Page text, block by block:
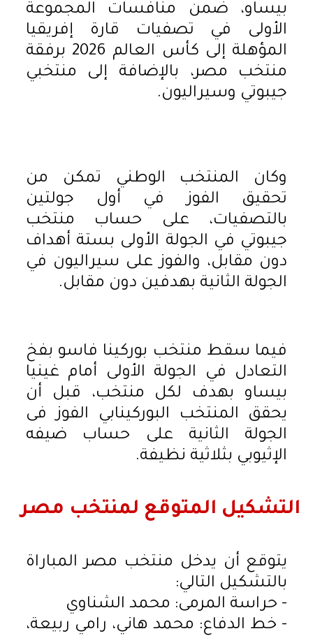
بيساو، ضمن منافسات المجموعة
الأولى في تصفيات قارة إفريقيا
المؤهلة إلى كأس العالم 2026 برفقة
منتخب مصر، بالإضافة إلى منتخبي
جيبوتي وسيراليون.
وكان المنتخب الوطني تمكن من
تحقيق الفوز في أول جولتين
بالتصفيات، على حساب منتخب
جيبوتي في الجولة الأولى بستة أهداف
دون مقابل، والفوز على سيراليون في
الجولة الثانية بهدفين دون مقابل.
فيما سقط منتخب بوركينا فاسو بفخ
التعادل في الجولة الأولى أمام غينيا
بيساو بهدف لكل منتخب، قبل أن
يحقق المنتخب البوركينابي الفوز فى
الجولة الثانية على حساب ضيفه
الإثيوبي بثلاثية نظيفة.
التشكيل المتوقع لمنتخب مصر
يتوقع أن يدخل منتخب مصر المباراة
بالتشكيل التالي:
- حراسة المرمى: محمد الشناوي
- خط الدفاع: محمد هاني، رامي ربيعة،